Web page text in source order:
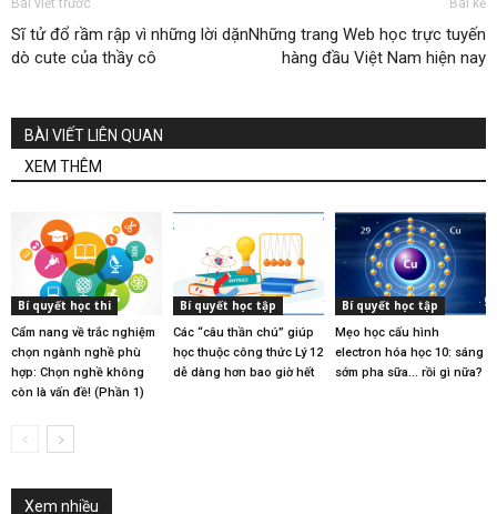
Sĩ tử đổ rầm rập vì những lời dặn
dò cute của thầy cô
Những trang Web học trực tuyến
hàng đầu Việt Nam hiện nay
BÀI VIẾT LIÊN QUAN
XEM THÊM
Bí quyết học thi
Cẩm nang về trắc nghiệm
chọn ngành nghề phù
hợp: Chọn nghề không
còn là vấn đề! (Phần 1)
Bí quyết học tập
Các “câu thần chú” giúp
học thuộc công thức Lý 12
dễ dàng hơn bao giờ hết
Bí quyết học tập
Mẹo học cấu hình
electron hóa học 10: sáng
sớm pha sữa… rồi gì nữa?
Xem nhiều